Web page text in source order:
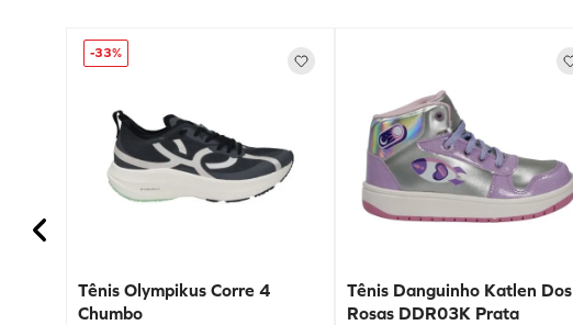
-33%
Tênis Olympikus Corre 4
Chumbo
Tênis Danguinho Katlen Dos
Rosas DDR03K Prata